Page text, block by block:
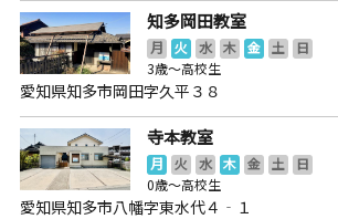
知多岡田教室
月 火 水 木 金 土
日
3歳～高校生
愛知県知多市岡田字久平３８
寺本教室
月 火 水 木 金 土
日
0歳～高校生
愛知県知多市八幡字東水代４‐１